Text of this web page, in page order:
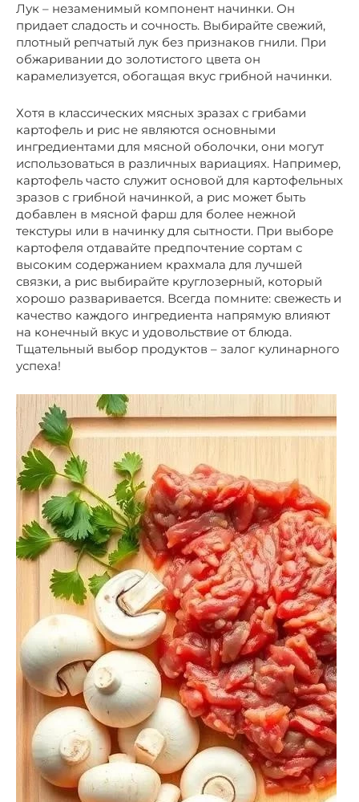
Лук – незаменимый компонент начинки. Он
придает сладость и сочность. Выбирайте свежий,
плотный репчатый лук без признаков гнили. При
обжаривании до золотистого цвета он
карамелизуется, обогащая вкус грибной начинки.
Хотя в классических мясных зразах с грибами
картофель и рис не являются основными
ингредиентами для мясной оболочки, они могут
использоваться в различных вариациях. Например,
картофель часто служит основой для картофельных
зразов с грибной начинкой, а рис может быть
добавлен в мясной фарш для более нежной
текстуры или в начинку для сытности. При выборе
картофеля отдавайте предпочтение сортам с
высоким содержанием крахмала для лучшей
связки, а рис выбирайте круглозерный, который
хорошо разваривается. Всегда помните: свежесть и
качество каждого ингредиента напрямую влияют
на конечный вкус и удовольствие от блюда.
Тщательный выбор продуктов – залог кулинарного
успеха!